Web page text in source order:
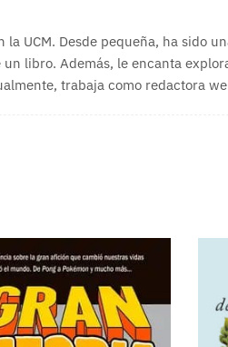
la UCM. Desde pequeña, ha sido
libro. Además, le encanta
trabaja como redactora